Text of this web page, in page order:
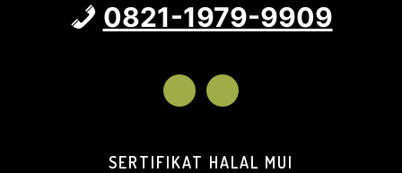
0821-1979-9909
SERTIFIKAT HALAL MUI